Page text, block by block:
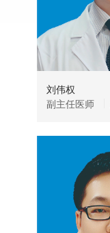
刘伟权
副主任医师